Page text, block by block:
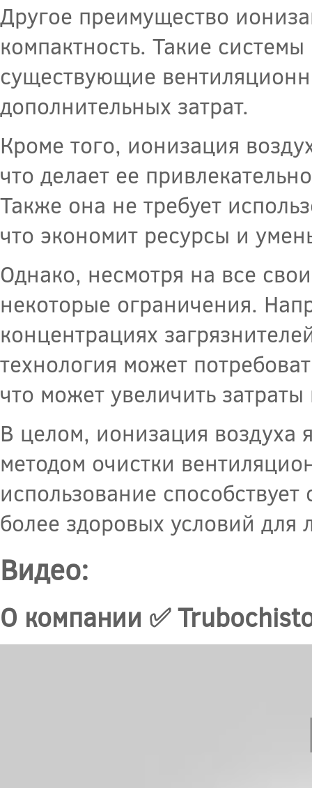
Другое преимущество
компактность. Такие
существующие
дополнительных затрат.
Кроме того, ионизация
что делает ее
Также она не требует
что экономит ресурсы и
Однако, несмотря на все
некоторые ограничения.
концентрациях
технология может
что может увеличить
В целом, ионизация
методом очистки
использование
более здоровых условий для
Видео:
О компании ✅